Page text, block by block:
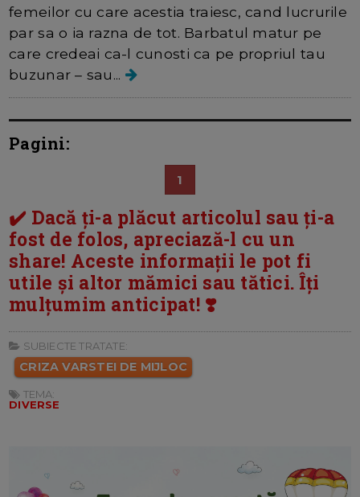
femeilor cu care acestia traiesc, cand lucrurile
par sa o ia razna de tot. Barbatul matur pe
care credeai ca-l cunosti ca pe propriul tau
buzunar – sau...
Pagini:
1
✔️ Dacă ți-a plăcut articolul sau ți-a
fost de folos, apreciază-l cu un
share! Aceste informații le pot fi
utile și altor mămici sau tătici. Îți
mulțumim anticipat! ❣️
SUBIECTE TRATATE:
CRIZA VARSTEI DE MIJLOC
TEMA:
DIVERSE